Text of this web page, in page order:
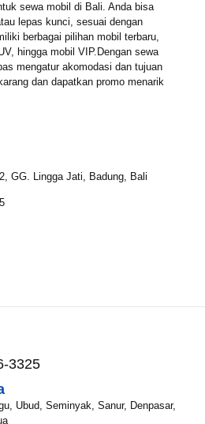
sewa mobil di Bali. Anda bisa
lepas kunci, sesuai dengan
berbagai pilihan mobil terbaru,
hingga mobil VIP.Dengan sewa
mengatur akomodasi dan tujuan
dan dapatkan promo menarik
GG. Lingga Jati, Badung, Bali
3325
Ubud, Seminyak, Sanur, Denpasar,